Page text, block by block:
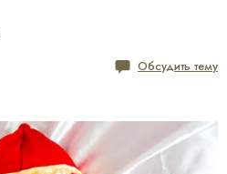
Обсудить тему